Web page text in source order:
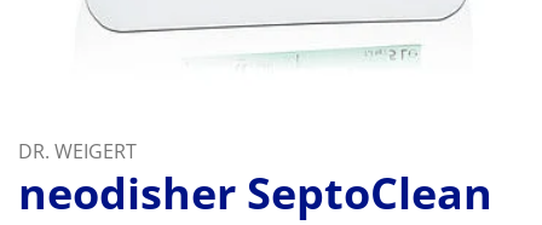
DR. WEIGERT
neodisher SeptoClean